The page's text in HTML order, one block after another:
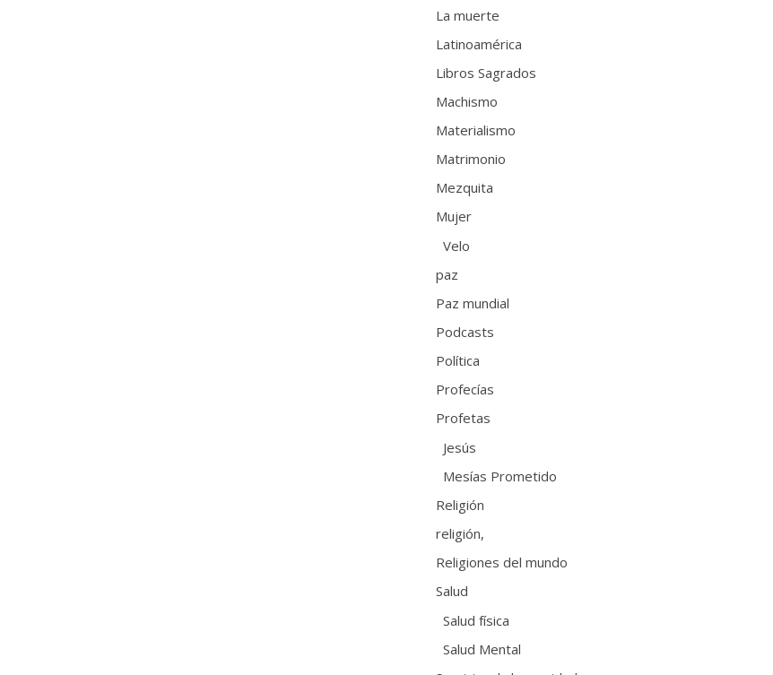
La muerte
Latinoamérica
Libros Sagrados
Machismo
Materialismo
Matrimonio
Mezquita
Mujer
Velo
paz
Paz mundial
Podcasts
Política
Profecías
Profetas
Jesús
Mesías Prometido
Religión
religión,
Religiones del mundo
Salud
Salud física
Salud Mental